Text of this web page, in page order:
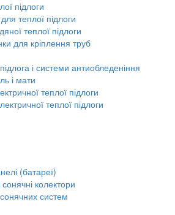
підлоги
теплої підлоги
теплої підлоги
для кріплення труб
і системи антиобледеніння
і мати
теплої підлоги
теплої підлоги
(батареї)
колектори
систем